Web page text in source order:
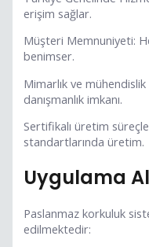
erişim sağlar.
Müşteri Memnuniyeti:
benimser.
Mimarlık ve
danışmanlık imkanı.
Sertifikalı üretim
standartlarında üretim.
Uygulama
Paslanmaz korkuluk
edilmektedir: